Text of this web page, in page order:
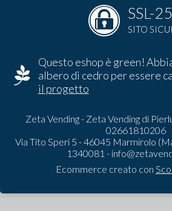
SSL-
SITO
Questo eshop è green!
albero di cedro per essere
il progetto
Zeta Vending - Zeta Vending di
02661810206
Via Tito Speri 5 - 46045 Marmirolo
1340081 -
Ecommerce creato con